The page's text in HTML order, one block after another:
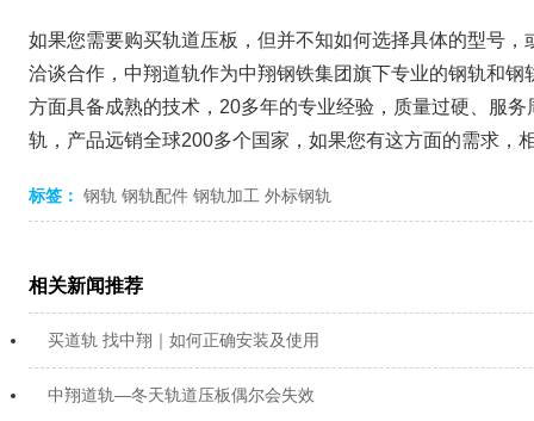
如果您需要购买轨道压板，但并不知如何选择具体的型号
洽谈合作，中翔道轨作为中翔钢铁集团旗下专业的钢轨和
方面具备成熟的技术，20多年的专业经验，质量过硬、服
轨，产品远销全球200多个国家，如果您有这方面的需求，
标签： 钢轨 钢轨配件 钢轨加工 外标钢轨
相关新闻推荐
买道轨 找中翔｜如何正确安装及使用
中翔道轨—冬天轨道压板偶尔会失效